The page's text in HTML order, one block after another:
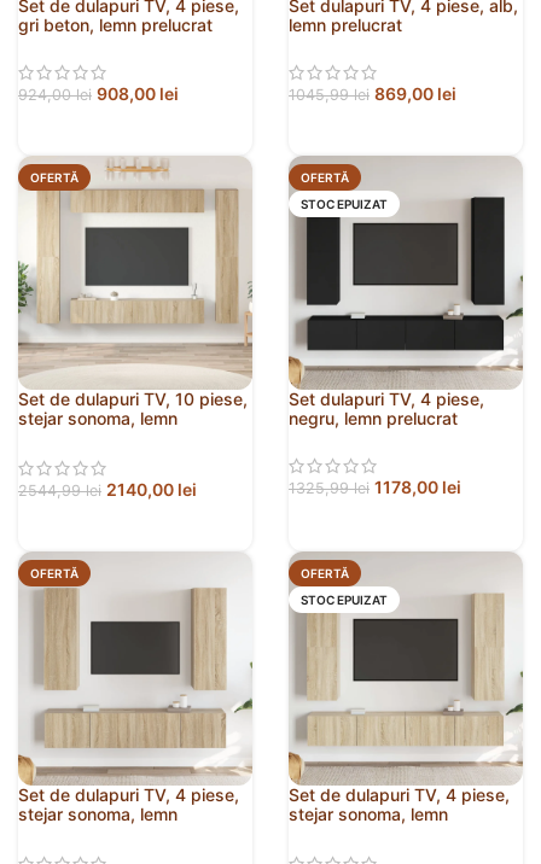
Set de dulapuri TV, 4 piese,
gri beton, lemn prelucrat
924,00lei 908,00 lei
Set dulapuri TV, 4 piese, alb,
lemn prelucrat
1045,99lei 869,00 lei
OFERTĂ
Set de dulapuri TV, 10 piese,
stejar sonoma, lemn
2544,99lei 2140,00 lei
OFERTĂ
STOC EPUIZAT
Set dulapuri TV, 4 piese,
negru, lemn prelucrat
1325,99lei 1178,00 lei
OFERTĂ
Set de dulapuri TV, 4 piese,
stejar sonoma, lemn
OFERTĂ
STOC EPUIZAT
Set de dulapuri TV, 4 piese,
stejar sonoma, lemn